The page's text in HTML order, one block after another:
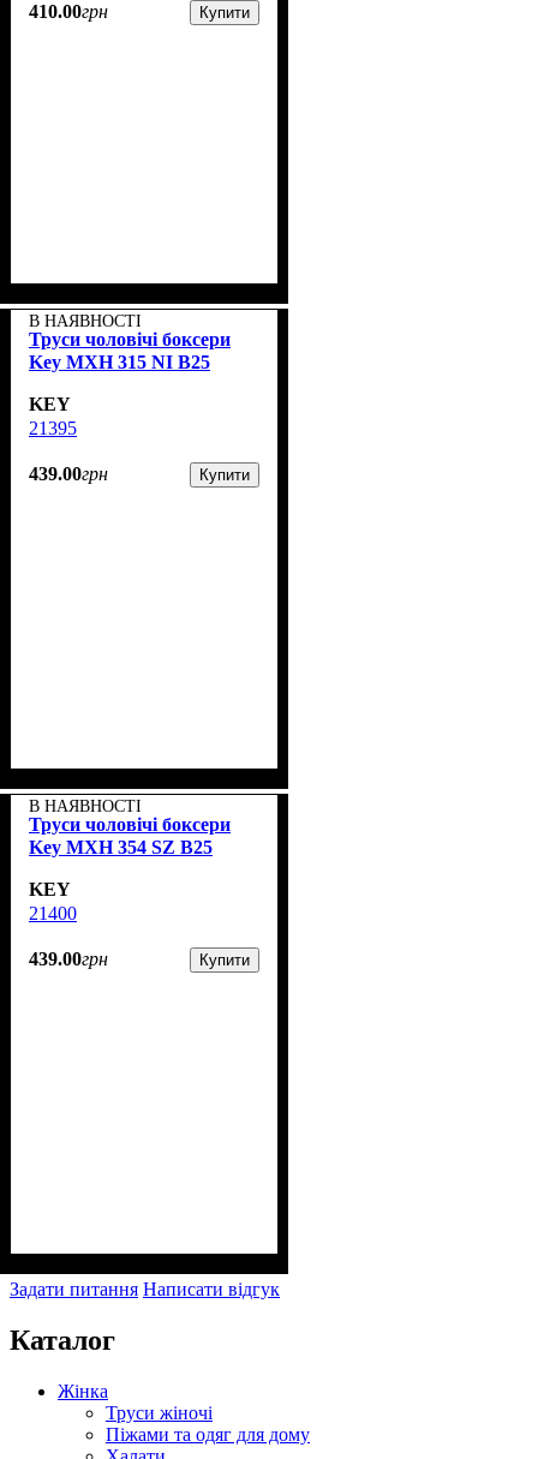
410.00грн Купити
В НАЯВНОСТІ
Труси чоловічі боксери
Key MXH 315 NI B25
KEY
21395
439.00грн Купити
В НАЯВНОСТІ
Труси чоловічі боксери
Key MXH 354 SZ B25
KEY
21400
439.00грн Купити
Задати питання Написати відгук
Каталог
Жінка
Труси жіночі
Піжами та одяг для дому